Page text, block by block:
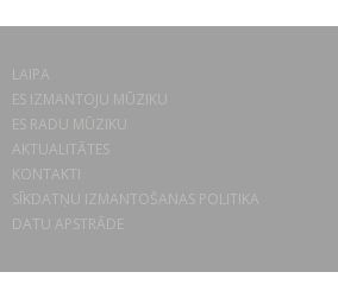
LAIPA
ES IZMANTOJU MŪZIKU
ES RADU MŪZIKU
AKTUALITĀTES
KONTAKTI
SĪKDATŅU IZMANTOŠANAS POLITIKA
DATU APSTRĀDE